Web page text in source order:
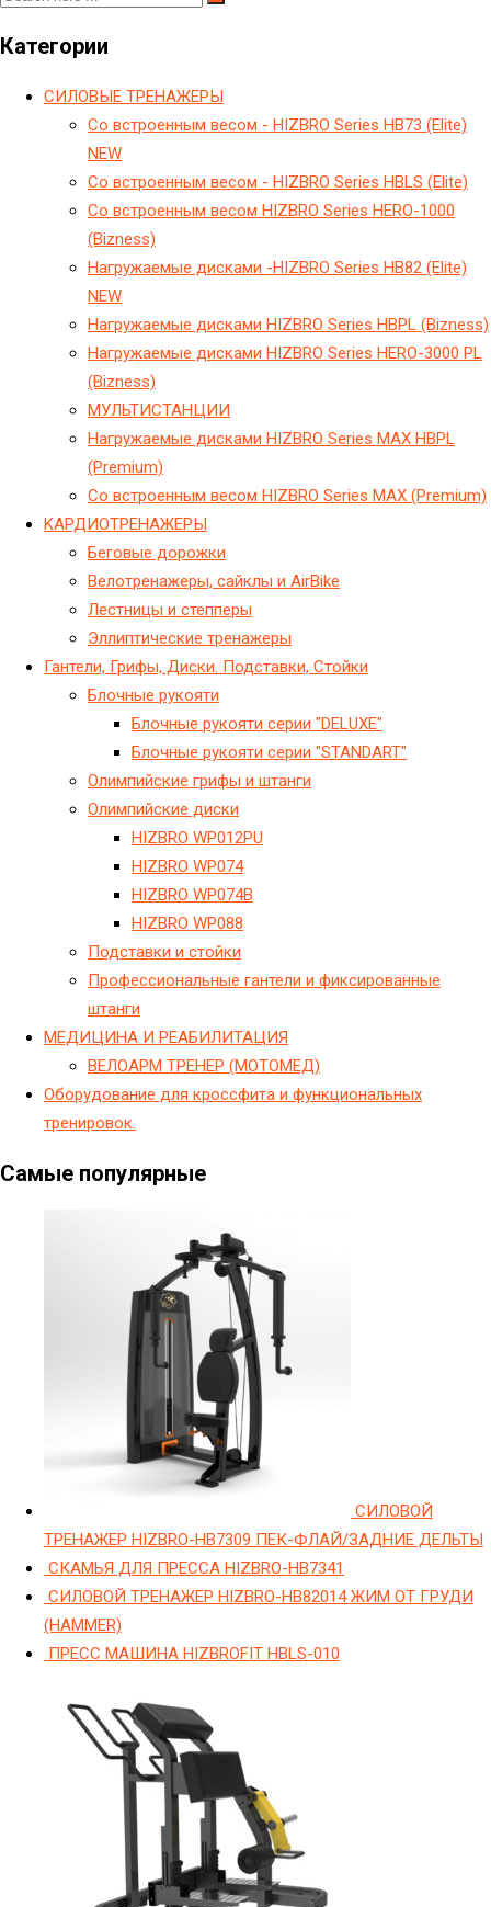
Категории
CИЛОВЫЕ ТРЕНАЖЕРЫ
Cо встроенным весом - HIZBRO Series HB73 (Elite)
NEW
Cо встроенным весом - HIZBRO Series HBLS (Elite)
Cо встроенным весом HIZBRO Series HERO-1000
(Bizness)
Hагружаемые дисками -HIZBRO Series HB82 (Elite)
NEW
Hагружаемые дисками HIZBRO Series HBPL (Bizness)
Hагружаемые дисками HIZBRO Series HERO-3000 PL
(Bizness)
МУЛЬТИСТАНЦИИ
Нагружаемые дисками HIZBRO Series MAX HBPL
(Premium)
Со встроенным весом HIZBRO Series MAX (Premium)
KАРДИОТРЕНАЖЕРЫ
Беговые дорожки
Велотренажеры, сайклы и AirBike
Лестницы и степперы
Эллиптические тренажеры
Гантели, Грифы, Диски. Подставки, Стойки
Блочные рукояти
Блочные рукояти серии "DELUXE"
Блочные рукояти серии "STANDART"
Олимпийские грифы и штанги
Олимпийские диски
HIZBRO WP012PU
HIZBRO WP074
HIZBRO WP074B
HIZBRO WP088
Подставки и стойки
Профессиональные гантели и фиксированные
штанги
МЕДИЦИНА И РЕАБИЛИТАЦИЯ
ВЕЛОАРМ ТРЕНЕР (МОТОМЕД)
Оборудование для кроссфита и функциональных
тренировок.
Самые популярные
СИЛОВОЙ
ТРЕНАЖЕР HIZBRO-HB7309 ПЕК-ФЛАЙ/ЗАДНИЕ ДЕЛЬТЫ
СКАМЬЯ ДЛЯ ПРЕССА HIZBRO-HB7341
СИЛОВОЙ ТРЕНАЖЕР HIZBRO-HB82014 ЖИМ ОТ ГРУДИ
(HAMMER)
ПРЕСС МАШИНА HIZBROFIT HBLS-010